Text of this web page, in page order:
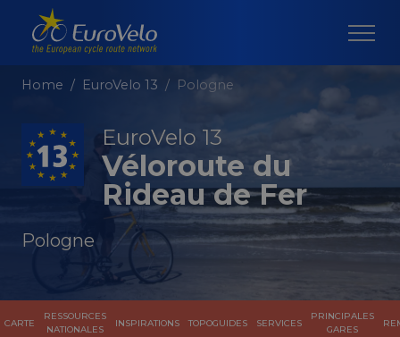
Home EuroVelo 13 Pologne
EuroVelo 13
Véloroute du
Rideau de Fer
Pologne
CARTE
RESSOURCES
NATIONALES
INSPIRATIONS TOPOGUIDES SERVICES
PRINCIPALES
GARES